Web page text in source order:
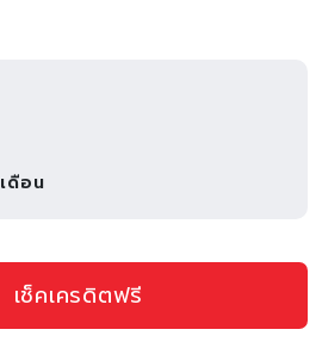
เดือน
เช็คเครดิตฟรี